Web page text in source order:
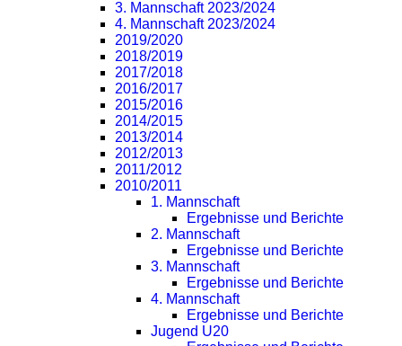
3. Mannschaft 2023/2024
4. Mannschaft 2023/2024
2019/2020
2018/2019
2017/2018
2016/2017
2015/2016
2014/2015
2013/2014
2012/2013
2011/2012
2010/2011
1. Mannschaft
Ergebnisse und Berichte
2. Mannschaft
Ergebnisse und Berichte
3. Mannschaft
Ergebnisse und Berichte
4. Mannschaft
Ergebnisse und Berichte
Jugend U20